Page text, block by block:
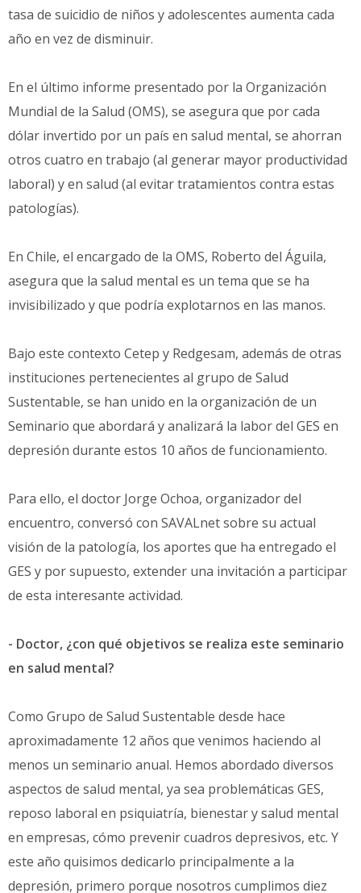
tasa de suicidio de niños y adolescentes aumenta cada
año en vez de disminuir.
En el último informe presentado por la Organización
Mundial de la Salud (OMS), se asegura que por cada
dólar invertido por un país en salud mental, se ahorran
otros cuatro en trabajo (al generar mayor productividad
laboral) y en salud (al evitar tratamientos contra estas
patologías).
En Chile, el encargado de la OMS, Roberto del Águila,
asegura que la salud mental es un tema que se ha
invisibilizado y que podría explotarnos en las manos.
Bajo este contexto Cetep y Redgesam, además de otras
instituciones pertenecientes al grupo de Salud
Sustentable, se han unido en la organización de un
Seminario que abordará y analizará la labor del GES en
depresión durante estos 10 años de funcionamiento.
Para ello, el doctor Jorge Ochoa, organizador del
encuentro, conversó con SAVALnet sobre su actual
visión de la patología, los aportes que ha entregado el
GES y por supuesto, extender una invitación a participar
de esta interesante actividad.
- Doctor, ¿con qué objetivos se realiza este seminario
en salud mental?
Como Grupo de Salud Sustentable desde hace
aproximadamente 12 años que venimos haciendo al
menos un seminario anual. Hemos abordado diversos
aspectos de salud mental, ya sea problemáticas GES,
reposo laboral en psiquiatría, bienestar y salud mental
en empresas, cómo prevenir cuadros depresivos, etc. Y
este año quisimos dedicarlo principalmente a la
depresión, primero porque nosotros cumplimos diez